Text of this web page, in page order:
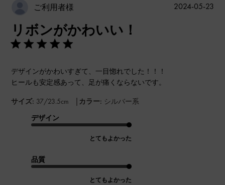
ご利用者様
リボンがかわいい！
デザインがかわいすぎて、一目惚れでした！！！
ヒールも安定感あって、足が痛くならないです。
サイズ: 37/23.5cm | カラー: シルバー系
デザイン
とてもよかった
品質
とてもよかった
公
2024-05-23